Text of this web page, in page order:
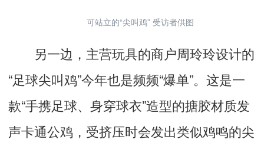
可站立的“尖叫鸡” 受访者供图
另一边，主营玩具的商户周玲玲设计的
“足球尖叫鸡”今年也是频频“爆单”。这是一
款“手携足球、身穿球衣”造型的搪胶材质发
声卡通公鸡，受挤压时会发出类似鸡鸣的尖